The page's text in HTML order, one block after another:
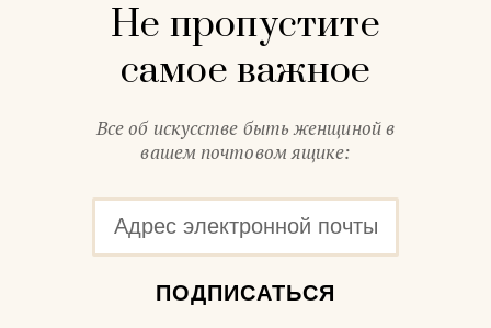
Не пропустите
самое важное
Все об искусстве быть женщиной в
вашем почтовом ящике:
ПОДПИСАТЬСЯ